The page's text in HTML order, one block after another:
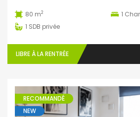
80 m2 1
1 SDB privée
LIBRE À LA RENTRÉE
RECOMMANDÉ
NEW